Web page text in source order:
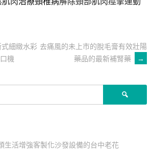
細緻水彩
機
去痛風的未上市的脫毛膏有效壯陽
藥品的最新補腎藥
→
生活增強客製化沙發設備的台中老花